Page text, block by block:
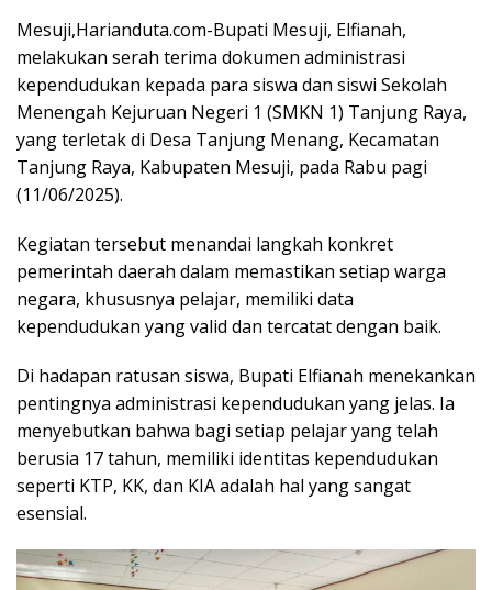
Mesuji,Harianduta.com-Bupati Mesuji, Elfianah,
melakukan serah terima dokumen administrasi
kependudukan kepada para siswa dan siswi Sekolah
Menengah Kejuruan Negeri 1 (SMKN 1) Tanjung Raya,
yang terletak di Desa Tanjung Menang, Kecamatan
Tanjung Raya, Kabupaten Mesuji, pada Rabu pagi
(11/06/2025).
Kegiatan tersebut menandai langkah konkret
pemerintah daerah dalam memastikan setiap warga
negara, khususnya pelajar, memiliki data
kependudukan yang valid dan tercatat dengan baik.
Di hadapan ratusan siswa, Bupati Elfianah menekankan
pentingnya administrasi kependudukan yang jelas. Ia
menyebutkan bahwa bagi setiap pelajar yang telah
berusia 17 tahun, memiliki identitas kependudukan
seperti KTP, KK, dan KIA adalah hal yang sangat
esensial.